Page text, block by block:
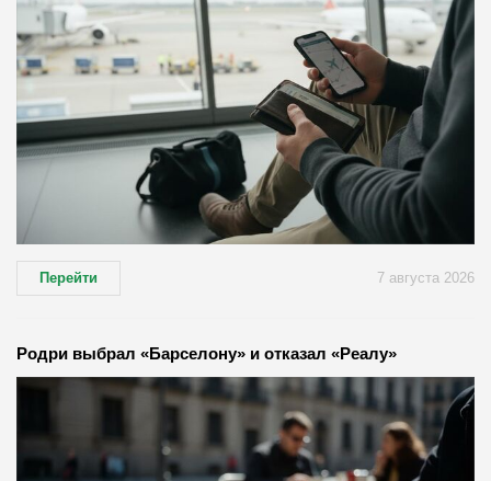
Перейти 7 августа 2026
Родри выбрал «Барселону» и отказал «Реалу»